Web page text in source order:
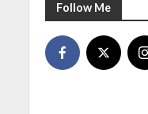
Follow Me